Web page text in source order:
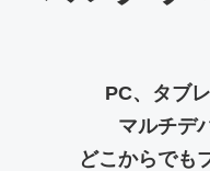
PC、タブ
マルチデ
どこからでも